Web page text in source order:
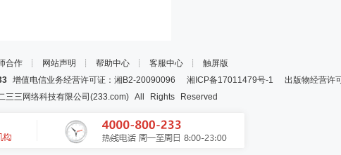
合作 ┊ 网站声明 ┊ 帮助中心 ┊ 客服中心 ┊ 触屏版
增值电信业务经营许可证：湘B2-20090096 湘ICP备17011479号-1 出版物经营许
三三网络科技有限公司(233.com) All Rights Reserved